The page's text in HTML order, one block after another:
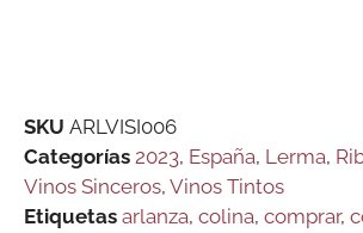
SKU ARLVISI006
Categorías 2023, España, Lerma,
Vinos Sinceros, Vinos Tintos
Etiquetas arlanza, colina, comprar,